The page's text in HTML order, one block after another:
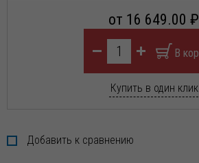
от 16 649.00 ₽
Купить в один клик
Добавить к сравнению